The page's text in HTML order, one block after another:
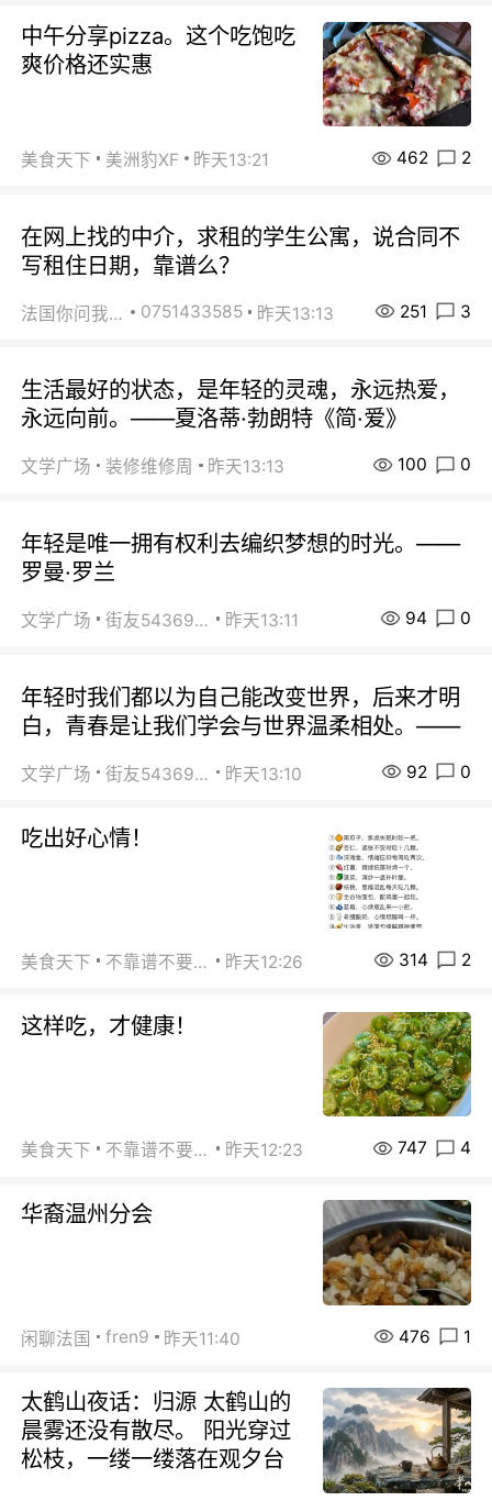
中午分享pizza。这个吃饱吃
爽价格还实惠
美食天下 美洲豹XF 昨天13:21 462 2
在网上找的中介，求租的学生公寓，说合同不
写租住日期，靠谱么？
法国你问我答 0751433585 昨天13:13 251 3
生活最好的状态，是年轻的灵魂，永远热爱，
永远向前。——夏洛蒂·勃朗特《简·爱》
文学广场 装修维修周 昨天13:13 100 0
年轻是唯一拥有权利去编织梦想的时光。——
罗曼·罗兰
文学广场 街友54369822 昨天13:11 94 0
年轻时我们都以为自己能改变世界，后来才明
白，青春是让我们学会与世界温柔相处。——
文学广场 街友54369822 昨天13:10 92 0
吃出好心情！
美食天下 不靠谱不要联系 昨天12:26 314 2
这样吃，才健康！
美食天下 不靠谱不要联系 昨天12:23 747 4
华裔温州分会
闲聊法国 fren9 昨天11:40 476 1
太鹤山夜话：归源 太鹤山的
晨雾还没有散尽。 阳光穿过
松枝，一缕一缕落在观夕台